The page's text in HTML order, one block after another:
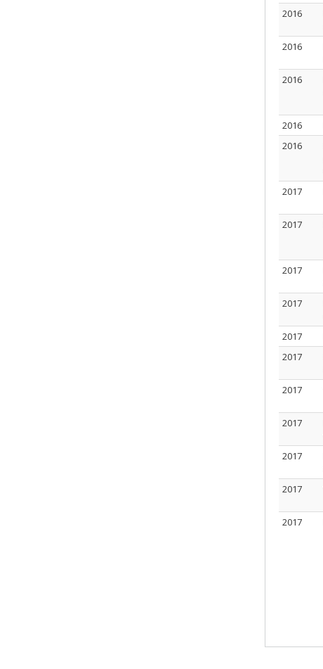
2016
2016
2016
2016
2016
2017
2017
2017
2017
2017
2017
2017
2017
2017
2017
2017